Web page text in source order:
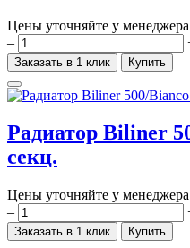
Цены уточняйте у менеджера
–
Заказать в 1 клик Купить
Радиатор Biliner
секц.
Цены уточняйте у менеджера
–
Заказать в 1 клик Купить